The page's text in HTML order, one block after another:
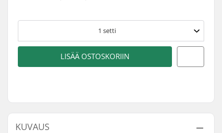
1 setti
LISÄÄ OSTOSKORIIN
KUVAUS